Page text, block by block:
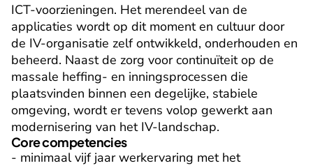
ICT-voorzieningen. Het merendeel van de
applicaties wordt op dit moment en cultuur door
de IV-organisatie zelf ontwikkeld, onderhouden en
beheerd. Naast de zorg voor continuïteit op de
massale heffing- en inningsprocessen die
plaatsvinden binnen een degelijke, stabiele
omgeving, wordt er tevens volop gewerkt aan
modernisering van het IV-landschap.
Core competencies
- minimaal vijf jaar werkervaring met het